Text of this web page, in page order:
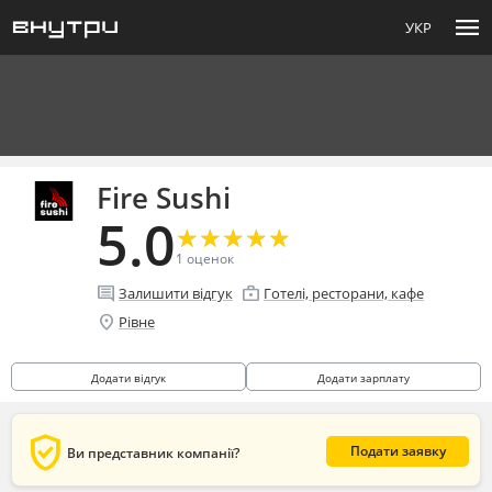
УКР menu
Fire Sushi
5.0★
★★
★★
★★
★★
★
1 оценок
comment Залишити відгук enterprise Готелі, ресторани, кафе
location_on Рівне
Додати відгук Додати зарплату
verified_user Ви представник компанії? Подати заявку